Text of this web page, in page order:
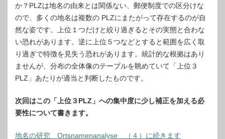
か？PLZは地名の由来とは関係ない、郵便制度での区分けな
ので、多くの地名は複数の PLZにまたがって存在するのが自
然な姿です。上位１つだけと絞り過ぎるとその実態と合わな
い恐れがあります。逆に上位５つなどとすると範囲を広く取
り過ぎで特徴を見失う恐れがあります。統計的な根拠はあり
ませんが、分布の全体像のテーブルを眺めていて「上位３
PLZ」あたりが適当と判断したものです。
次回はこの「上位３PLZ」への集中度に少し補正を加える必
要性について書きます。
地名の研究 Ortsnamenanalyse （４）に続きます